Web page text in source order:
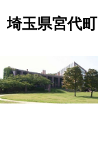
埼玉県宮代町